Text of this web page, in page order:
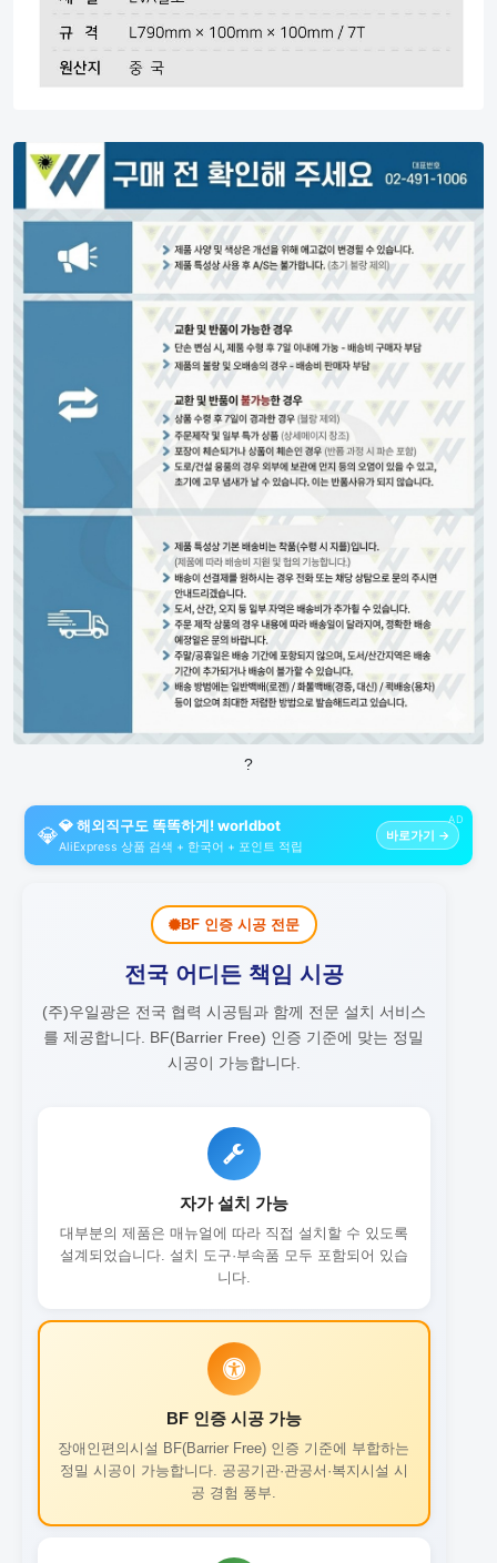
?
AD
💎💎 해외직구도 똑똑하게! worldbot
AliExpress 상품 검색 + 한국어 + 포인트 적립
바로가기 →
BF 인증 시공 전문
전국 어디든 책임 시공
(주)우일광은 전국 협력 시공팀과 함께 전문 설치 서비스
를 제공합니다. BF(Barrier Free) 인증 기준에 맞는 정밀
시공이 가능합니다.
자가 설치 가능
대부분의 제품은 매뉴얼에 따라 직접 설치할 수 있도록
설계되었습니다. 설치 도구·부속품 모두 포함되어 있습
니다.
BF 인증 시공 가능
장애인편의시설 BF(Barrier Free) 인증 기준에 부합하는
정밀 시공이 가능합니다. 공공기관·관공서·복지시설 시
공 경험 풍부.